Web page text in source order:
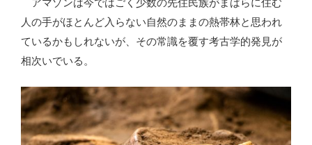
アマゾンは今ではごく少数の先住民族がまばらに住む
人の手がほとんど入らない自然のままの熱帯林と思われ
ているかもしれないが、その常識を覆す考古学的発見が
相次いでいる。